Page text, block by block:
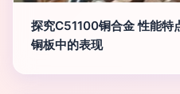
探究C51100铜合金 性能特
铜板中的表现